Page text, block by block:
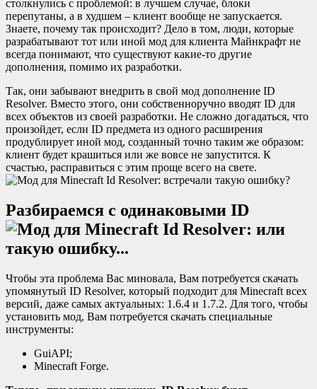
столкнулись с проблемой: в лучшем случае, блоки
перепутаны, а в худшем – клиент вообще не запускается.
Знаете, почему так происходит? Дело в том, люди, которые
разрабатывают тот или иной мод для клиента Майнкрафт не
всегда понимают, что существуют какие-то другие
дополнения, помимо их разработки.
Так, они забывают внедрить в свой мод дополнение ID
Resolver. Вместо этого, они собственноручно вводят ID для
всех объектов из своей разработки. Не сложно догадаться, что
произойдет, если ID предмета из одного расширения
продублирует иной мод, созданный точно таким же образом:
клиент будет крашиться или же вовсе не запустится. К
счастью, расправиться с этим проще всего на свете.
Разбираемся с одинаковыми ID
Чтобы эта проблема Вас миновала, Вам потребуется скачать
упомянутый ID Resolver, который подходит для Minecraft всех
версий, даже самых актуальных: 1.6.4 и 1.7.2. Для того, чтобы
установить мод, Вам потребуется скачать специальные
инструменты:
GuiAPI;
Minecraft Forge.